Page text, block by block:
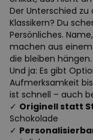
Der Unterschied
Klassikern? Du
Persönliches.
machen aus
die bleiben hängen.
Und ja: Es gibt
Aufmerksamkeit bis
ist schnell – auch
✓ Originell statt
Schokolade
✓